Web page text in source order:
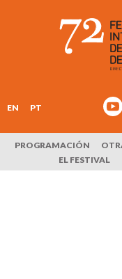
EN PT
PROGRAMACIÓN
EL FESTIVAL